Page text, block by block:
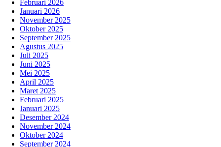
Februari 2026
Januari 2026
November 2025
Oktober 2025
September 2025
Agustus 2025
Juli 2025
Juni 2025
Mei 2025
April 2025
Maret 2025
Februari 2025
Januari 2025
Desember 2024
November 2024
Oktober 2024
September 2024